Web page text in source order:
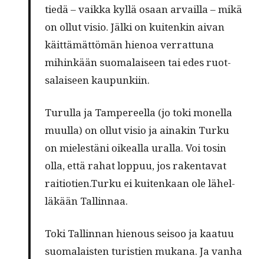
tiedä – vaik­ka kyl­lä osaan arvail­la – mikä
on ollut visio. Jäl­ki on kuitenkin aivan
käit­tämät­tömän hienoa ver­rat­tuna
mihinkään suo­ma­laiseen tai edes ruot­
salaiseen kaupunkiin.
Turul­la ja Tam­pereel­la (jo toki monel­la
muul­la) on ollut visio ja ainakin Turku
on mielestäni oikeal­la ural­la. Voi tosin
olla, että rahat lop­puu, jos rak­en­ta­vat
raitiotien.Turku ei kuitenkaan ole lähel­
läkään Tallinnaa.
Toki Tallinnan hienous seisoo ja kaatuu
suo­ma­lais­ten tur­istien mukana. Ja van­ha